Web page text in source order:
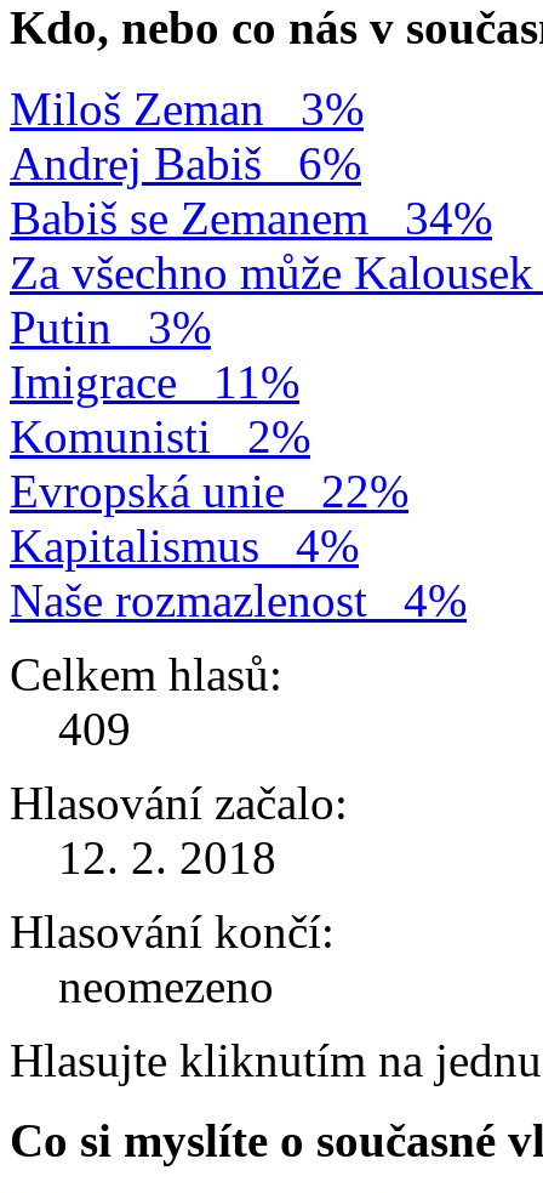
Kdo, nebo co nás v
Miloš Zeman
3%
Andrej Babiš
6%
Babiš se Zemanem
34%
Za všechno může Kalousek
Putin
3%
Imigrace
11%
Komunisti
2%
Evropská unie
22%
Kapitalismus
4%
Naše rozmazlenost
4%
Celkem hlasů:
409
Hlasování začalo:
12. 2. 2018
Hlasování končí:
neomezeno
Hlasujte kliknutím na
Co si myslíte o současné